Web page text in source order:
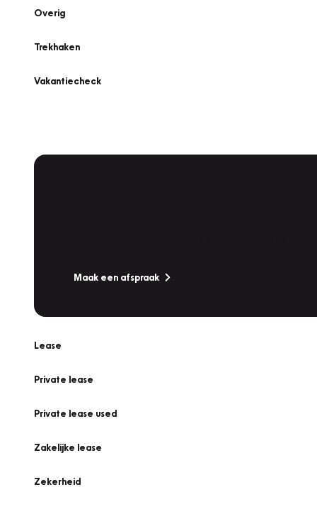
Overig
Trekhaken
Vakantiecheck
Maak een afspraak
Lease
Private lease
Private lease used
Zakelijke lease
Zekerheid